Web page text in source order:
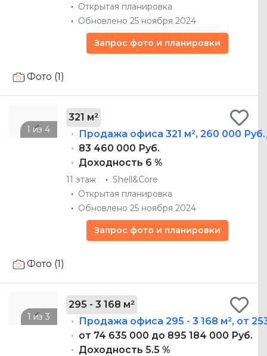
Открытая планировка
Обновлено 25 ноября 2024
Запрос фото и планировки
Фото (1)
321 м²
Продажа офиса 321 м², 260 000
83 460 000 Руб.
Доходность 6 %
11 этаж
Shell&Core
Открытая планировка
Обновлено 25 ноября 2024
Запрос фото и планировки
Фото (1)
295 - 3 168 м²
Продажа офиса 295 - 3 168 м², от
от 74 635 000 до 895 184 000 Руб.
Доходность 5.5 %